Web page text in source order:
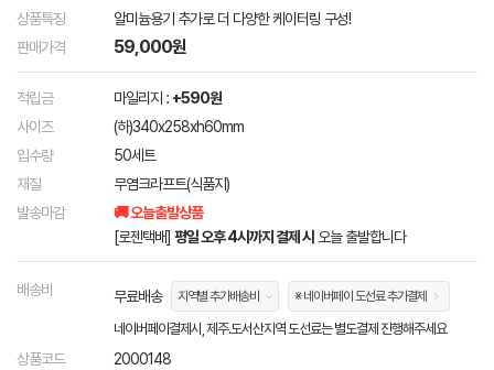
상품특징
알미늄용기 추가로 더 다양한 케이터링 구성!
판매가격
59,000원
적립금 마일리지 : +590원
사이즈
(하)340x258xh60mm
입수량
50세트
재질
무염크라프트(식품지)
발송마감
🚚 오늘출발상품
[로젠택배] 평일 오후 4시까지 결제 시 오늘 출발합니다
배송비 무료배송 지역별 추가배송비 ※ 네이버페이 도선료 추가결제
네이버페이결제시, 제주.도서산지역 도선료는 별도결제 진행해주세요
상품코드 2000148